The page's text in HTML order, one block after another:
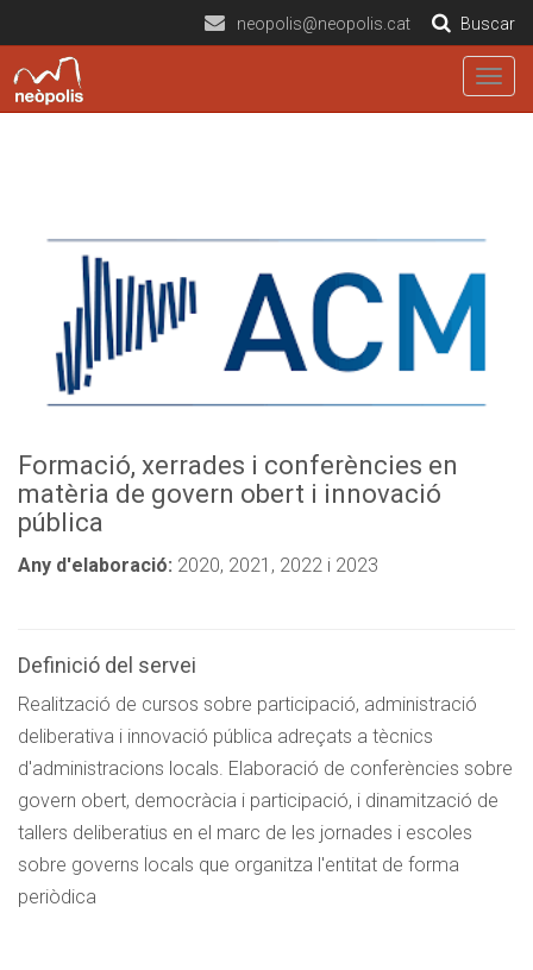
neopolis@neopolis.cat Buscar
Formació, xerrades i conferències en
matèria de govern obert i innovació
pública
Any d'elaboració: 2020, 2021, 2022 i 2023
Definició del servei
Realització de cursos sobre participació, administració
deliberativa i innovació pública adreçats a tècnics
d'administracions locals. Elaboració de conferències sobre
govern obert, democràcia i participació, i dinamització de
tallers deliberatius en el marc de les jornades i escoles
sobre governs locals que organitza l'entitat de forma
periòdica